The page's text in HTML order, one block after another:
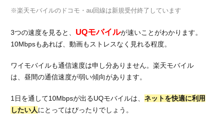
※楽天モバイルのドコモ・au回線は新規受付終了しています
3つの速度を見ると、 UQモバイルが速いことがわかります。
10Mbpsもあれば、動画もストレスなく見れる程度。
ワイモバイルも通信速度は申し分ありません。楽天モバイル
は、昼間の通信速度が弱い傾向があります。
1日を通して10Mbpsが出るUQモバイルは、ネットを快適に利用
したい人にとってはぴったりでしょう。